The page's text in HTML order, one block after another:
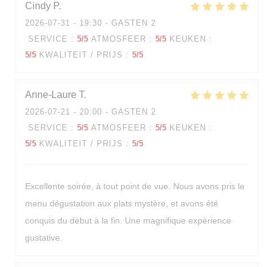
Cindy P
2026-07-31 - 19:30 - GASTEN 2
SERVICE : 5/5 ATMOSFEER : 5/5 KEUKEN :
5/5 KWALITEIT / PRIJS : 5/5
Anne-Laure T
2026-07-21 - 20:00 - GASTEN 2
SERVICE : 5/5 ATMOSFEER : 5/5 KEUKEN :
5/5 KWALITEIT / PRIJS : 5/5
Excellente soirée, à tout point de vue. Nous avons pris le
menu dégustation aux plats mystère, et avons été
conquis du début à la fin. Une magnifique expérience
gustative.